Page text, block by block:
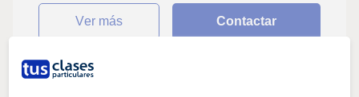
ver más Contactar